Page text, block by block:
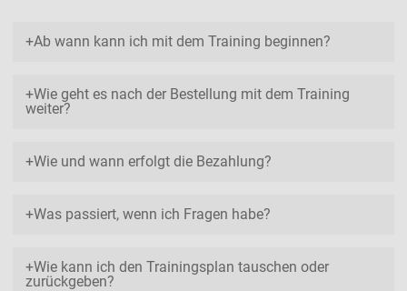
Ab wann kann ich mit dem Training beginnen?
Wie geht es nach der Bestellung mit dem Training
weiter?
Wie und wann erfolgt die Bezahlung?
Was passiert, wenn ich Fragen habe?
Wie kann ich den Trainingsplan tauschen oder
zurückgeben?